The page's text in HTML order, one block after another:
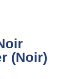
(Noir)